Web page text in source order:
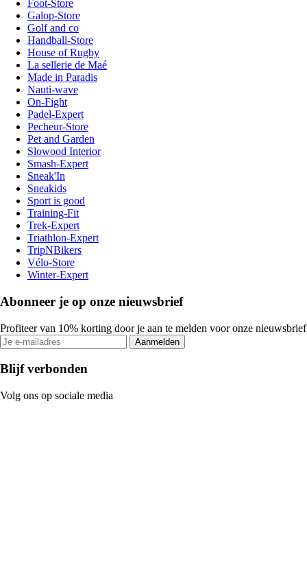
Foot-Store
Galop-Store
Golf and co
Handball-Store
House of Rugby
La sellerie de Maé
Made in Paradis
Nauti-wave
On-Fight
Padel-Expert
Pecheur-Store
Pet and Garden
Slowood Interior
Smash-Expert
Sneak'In
Sneakids
Sport is good
Training-Fit
Trek-Expert
Triathlon-Expert
TripNBikers
Vélo-Store
Winter-Expert
Abonneer je op onze nieuwsbrief
Profiteer van 10% korting door je aan te melden voor onze nieuwsbrief
Aanmelden
Blijf verbonden
Volg ons op sociale media